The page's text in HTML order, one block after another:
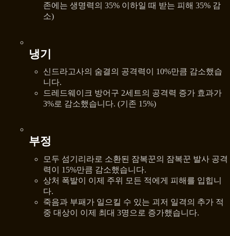
존에는 생명력의 35% 이하일 때 받는 피해 35% 감
소)
냉기
신드라고사의 숨결의 공격력이 10%만큼 감소했습
니다.
드레드웨이크 방어구 2세트의 공격력 증가 효과가
3%로 감소했습니다. (기존 15%)
부정
모두 섬기리라로 소환된 잠복꾼의 잠복꾼 발사 공격
력이 15%만큼 감소했습니다.
상처 폭발이 이제 주위 모든 적에게 피해를 입힙니
다.
죽음과 부패가 일으킬 수 있는 괴저 일격의 추가 적
중 대상이 이제 최대 3명으로 증가했습니다.